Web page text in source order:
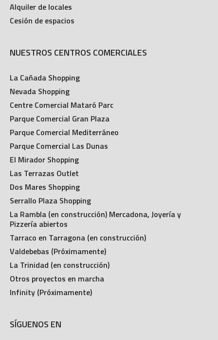
Alquiler de locales
Cesión de espacios
NUESTROS CENTROS COMERCIALES
La Cañada Shopping
Nevada Shopping
Centre Comercial Mataró Parc
Parque Comercial Gran Plaza
Parque Comercial Mediterráneo
Parque Comercial Las Dunas
El Mirador Shopping
Las Terrazas Outlet
Dos Mares Shopping
Serrallo Plaza Shopping
La Rambla (en construcción) Mercadona, Joyería y
Pizzería abiertos
Tarraco en Tarragona (en construcción)
Valdebebas (Próximamente)
La Trinidad (en construcción)
Otros proyectos en marcha
Infinity (Próximamente)
SÍGUENOS EN